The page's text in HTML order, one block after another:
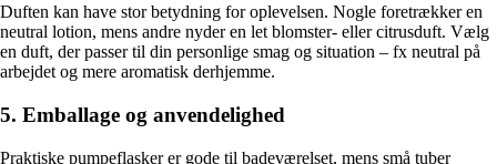
Duften kan have stor betydning for oplevelsen. Nogle foretrækker en
neutral lotion, mens andre nyder en let blomster- eller citrusduft. Vælg
en duft, der passer til din personlige smag og situation – fx neutral på
arbejdet og mere aromatisk derhjemme.
5. Emballage og anvendelighed
Praktiske pumpeflasker er gode til badeværelset, mens små tuber